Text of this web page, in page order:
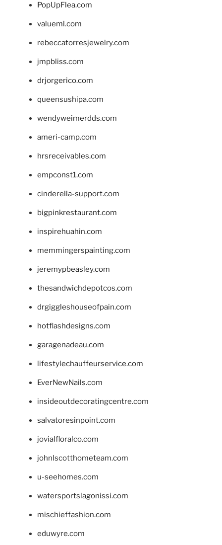
PopUpFlea.com
valueml.com
rebeccatorresjewelry.com
jmpbliss.com
drjorgerico.com
queensushipa.com
wendyweimerdds.com
ameri-camp.com
hrsreceivables.com
empconst1.com
cinderella-support.com
bigpinkrestaurant.com
inspirehuahin.com
memmingerspainting.com
jeremypbeasley.com
thesandwichdepotcos.com
drgiggleshouseofpain.com
hotflashdesigns.com
garagenadeau.com
lifestylechauffeurservice.com
EverNewNails.com
insideoutdecoratingcentre.com
salvatoresinpoint.com
jovialfloralco.com
johnlscotthometeam.com
u-seehomes.com
watersportslagonissi.com
mischieffashion.com
eduwyre.com